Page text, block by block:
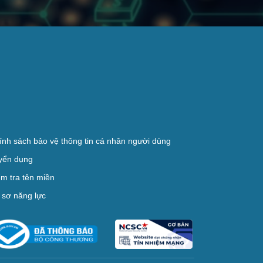
sách bảo vệ thông tin cá nhân người dùng
dụng
tra tên miền
sơ năng lực